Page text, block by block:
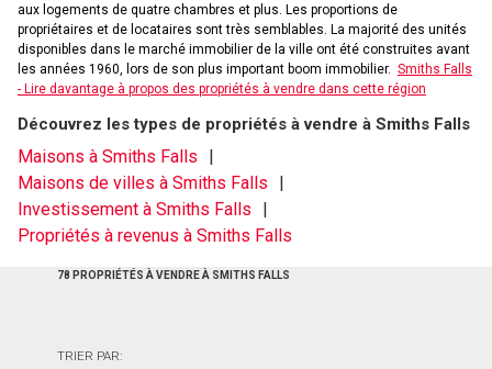
aux logements de quatre chambres et plus. Les proportions de
propriétaires et de locataires sont très semblables. La majorité des unités
disponibles dans le marché immobilier de la ville ont été construites avant
les années 1960, lors de son plus important boom immobilier. Smiths Falls
- Lire davantage à propos des propriétés à vendre dans cette région
Découvrez les types de propriétés à vendre à Smiths Falls
Maisons à Smiths Falls
Maisons de villes à Smiths Falls
Investissement à Smiths Falls
Propriétés à revenus à Smiths Falls
78 PROPRIÉTÉS À VENDRE À SMITHS FALLS
TRIER PAR: